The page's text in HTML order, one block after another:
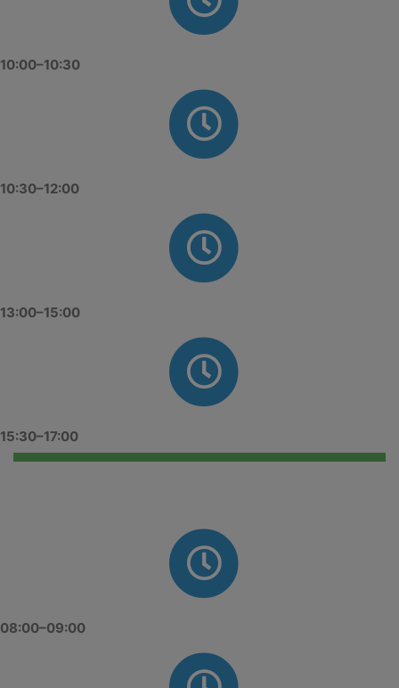
10:00–10:30
10:30–12:00
13:00–15:00
15:30–17:00
08:00–09:00